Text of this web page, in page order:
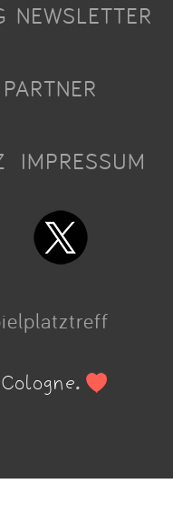
NEWSLETTER
PARTNER
IMPRESSUM